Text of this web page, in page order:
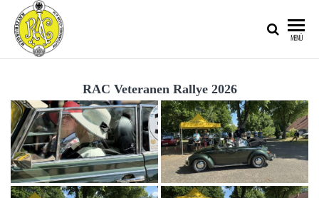
AUTOMOBIL-
CLUB IM
ADAC E.V.
MENÜ
RAC Veteranen Rallye 2026